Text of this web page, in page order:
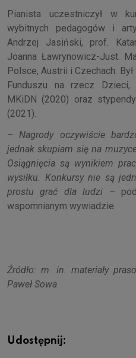
Pianista uczestniczył w
wybitnych pedagogów i
Andrzej Jasiński, prof.
Joanna Ławrynowicz-Just.
Polsce, Austrii i Czechach.
Funduszu na rzecz Dzieci,
MKiDN (2020) oraz
(2021).
– Nagrody oczywiście
jednak skupiam się na
Osiągnięcia są wynikiem
wysiłku. Konkursy nie są
prostu grać dla ludzi –
wspomnianym wywiadzie.
Źródło: m. in. materiały
Paweł Sowa
Udostępnij: